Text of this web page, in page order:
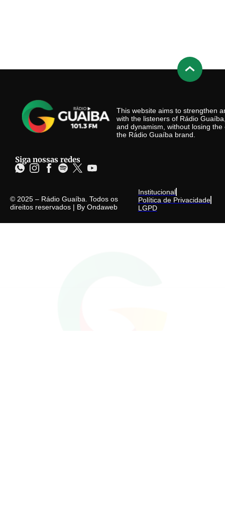
This website aims to strengthen
with the listeners of Rádio
and dynamism, without losing
the Rádio Guaíba brand.
Siga nossas redes
© 2025 – Rádio Guaíba. Todos os
direitos reservados | By Ondaweb
Institucional
Política de Privacidade
LGPD